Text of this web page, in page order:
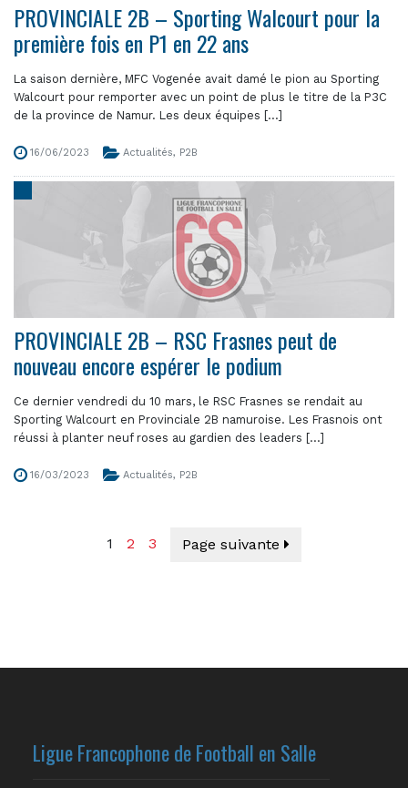
PROVINCIALE 2B – Sporting Walcourt pour la
première fois en P1 en 22 ans
La saison dernière, MFC Vogenée avait damé le pion au Sporting
Walcourt pour remporter avec un point de plus le titre de la P3C
de la province de Namur. Les deux équipes [...]
16/06/2023 Actualités, P2B
PROVINCIALE 2B – RSC Frasnes peut de
nouveau encore espérer le podium
Ce dernier vendredi du 10 mars, le RSC Frasnes se rendait au
Sporting Walcourt en Provinciale 2B namuroise. Les Frasnois ont
réussi à planter neuf roses au gardien des leaders [...]
16/03/2023 Actualités, P2B
1 2 3 Page suivante
Ligue Francophone de Football en Salle